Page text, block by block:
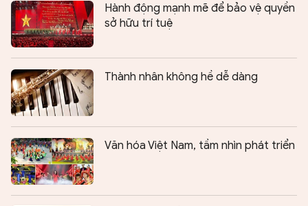
Hành động mạnh mẽ để bảo vệ quyền
sở hữu trí tuệ
Thành nhân không hề dễ dàng
Văn hóa Việt Nam, tầm nhìn phát triển